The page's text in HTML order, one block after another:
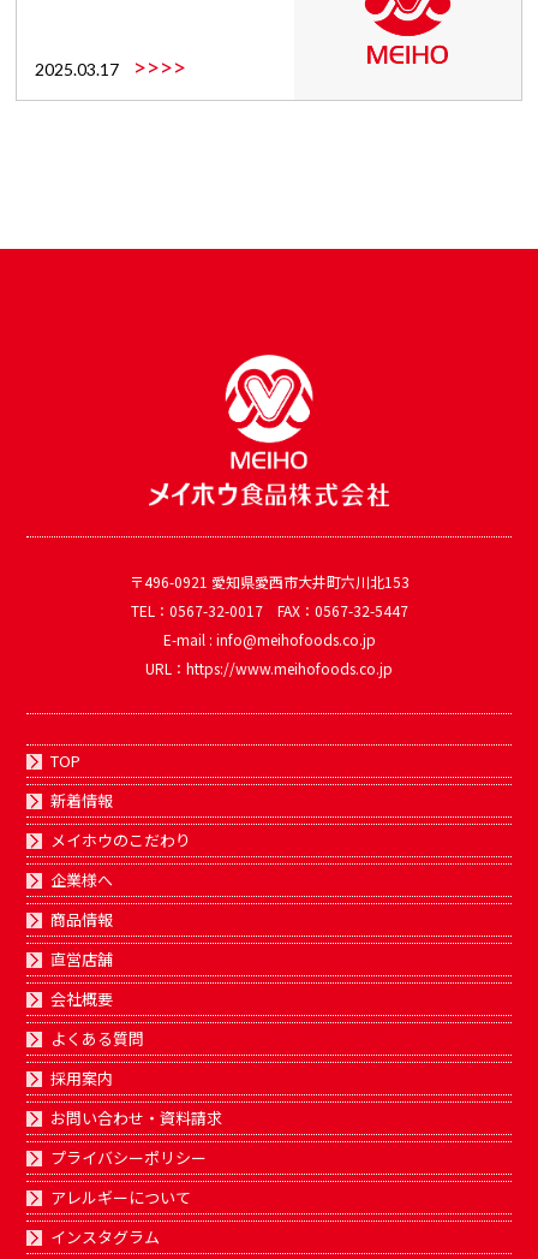
2025.03.17 >>>>
〒496-0921 愛知県愛西市大井町六川北153
TEL：0567-32-0017 FAX：0567-32-5447
E-mail : info@meihofoods.co.jp
URL：https://www.meihofoods.co.jp
TOP
新着情報
メイホウのこだわり
企業様へ
商品情報
直営店舗
会社概要
よくある質問
採用案内
お問い合わせ・資料請求
プライバシーポリシー
アレルギーについて
インスタグラム